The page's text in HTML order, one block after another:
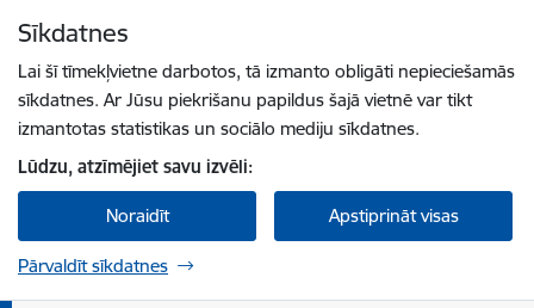
Sīkdatnes
Lai šī tīmekļvietne darbotos, tā izmanto obligāti nepieciešamās
sīkdatnes. Ar Jūsu piekrišanu papildus šajā vietnē var tikt
izmantotas statistikas un sociālo mediju sīkdatnes.
Lūdzu, atzīmējiet savu izvēli:
Noraidīt Apstiprināt visas
Pārvaldīt sīkdatnes